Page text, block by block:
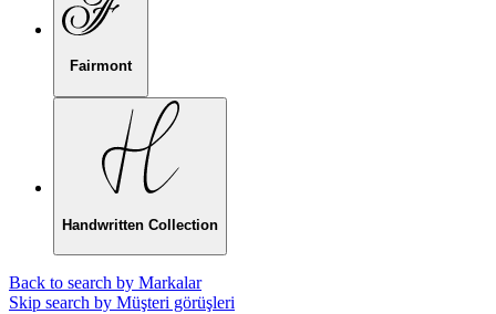
Fairmont
Handwritten Collection
Back to search by Markalar
Skip search by Müşteri görüşleri